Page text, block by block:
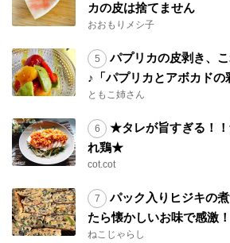
カの皮は捨てません
おおもりメシ子
パプリカの皮剥き、
♪「パプリカとアボカドの
ともこ姉さん
★タレが旨すぎる！
れ鶏★
cot.cot
パック入りヒジキの
たら懐かしいお味で感激！
ねこじゃらし